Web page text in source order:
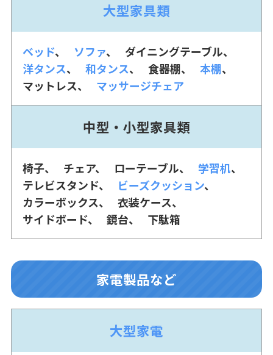
大型家具類
ベッド ソファ
ダイニングテーブル
洋タンス
和タンス 食器棚
本棚
マットレス
マッサージチェア
中型・小型家具類
椅子 チェア ローテーブル
学習机
テレビスタンド
ビーズクッション
カラーボックス
衣装ケース
サイドボード
鏡台 下駄箱
家電製品など
大型家電